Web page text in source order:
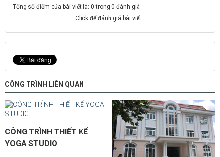
Tổng số điểm của bài viết là: 0 trong 0 đánh giá
Click để đánh giá bài viết
CÔNG TRÌNH LIÊN QUAN
CÔNG TRÌNH THIẾT KẾ
YOGA STUDIO